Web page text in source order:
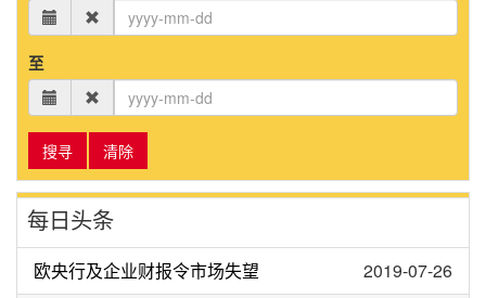
至
搜寻 清除
每日头条
欧央行及企业财报令市场失望
2019-07-26